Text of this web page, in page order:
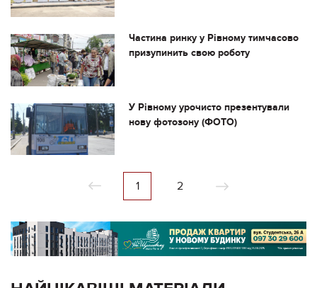
Частина ринку у Рівному тимчасово
призупинить свою роботу
У Рівному урочисто презентували
нову фотозону (ФОТО)
1 2